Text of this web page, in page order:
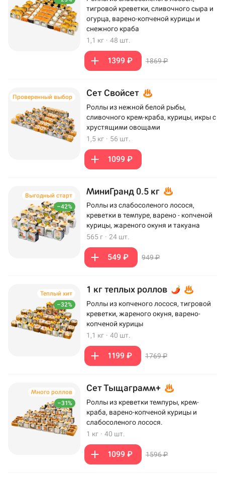
тигровой креветки, сливочного сыра и
огурца, варено-копченой курицы и
снежного краба
1,1 кг · 48 шт.
1399 ₽ 1869 ₽
Проверенный выбор Сет Свойсет
Роллы из нежной белой рыбы,
сливочного крем-краба, курицы, икры с
хрустящими овощами
1,5 кг · 56 шт.
1099 ₽
–42%
Выгодный старт МиниГранд 0.5 кг
Роллы из слабосоленого лосося,
креветки в темпуре, варено - копченой
курицы, жареного окуня и такуана
565 г · 24 шт.
549 ₽ 949 ₽
–32%
Теплый хит 1 кг теплых роллов
Роллы из копченого лосося, тигровой
креветки, жареного окуня, варено-
копченой курицы
1,1 кг · 40 шт.
1199 ₽ 1769 ₽
–31%
Много роллов Сет Тыщаграмм+
Роллы из креветки темпуры, крем-
краба, варено-копченой курицы и
слабосоленого лосося.
1 кг · 40 шт.
1099 ₽ 1596 ₽